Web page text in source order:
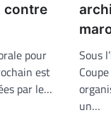
contre
pour
est
par le…
Sous
un…